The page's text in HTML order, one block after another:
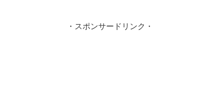
・スポンサードリンク・